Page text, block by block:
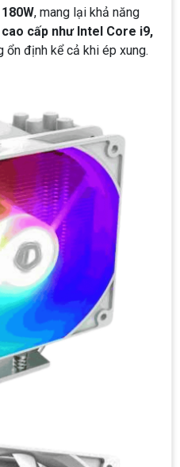
, mang lại khả năng
cao cấp như Intel Core i9,
ổn định kể cả khi ép xung.